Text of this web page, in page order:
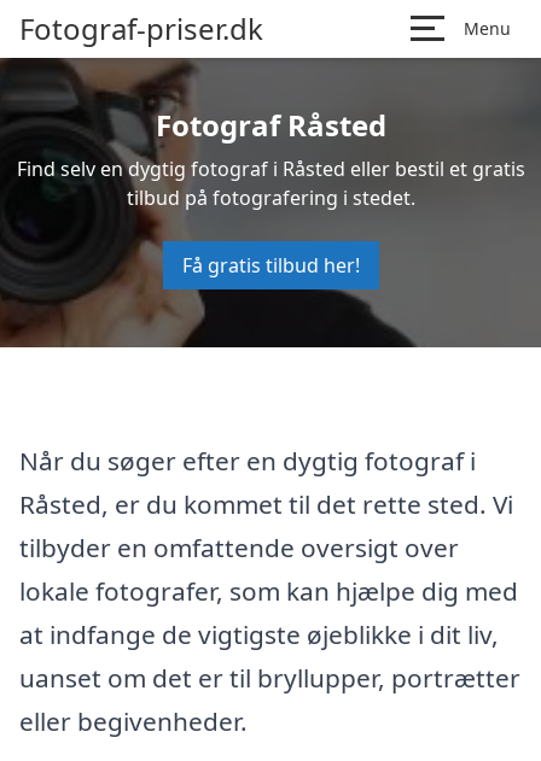
Fotograf-priser.dk Menu
Fotograf Råsted
Find selv en dygtig fotograf i Råsted eller bestil et gratis
tilbud på fotografering i stedet.
Få gratis tilbud her!
Når du søger efter en dygtig fotograf i
Råsted, er du kommet til det rette sted. Vi
tilbyder en omfattende oversigt over
lokale fotografer, som kan hjælpe dig med
at indfange de vigtigste øjeblikke i dit liv,
uanset om det er til bryllupper, portrætter
eller begivenheder.